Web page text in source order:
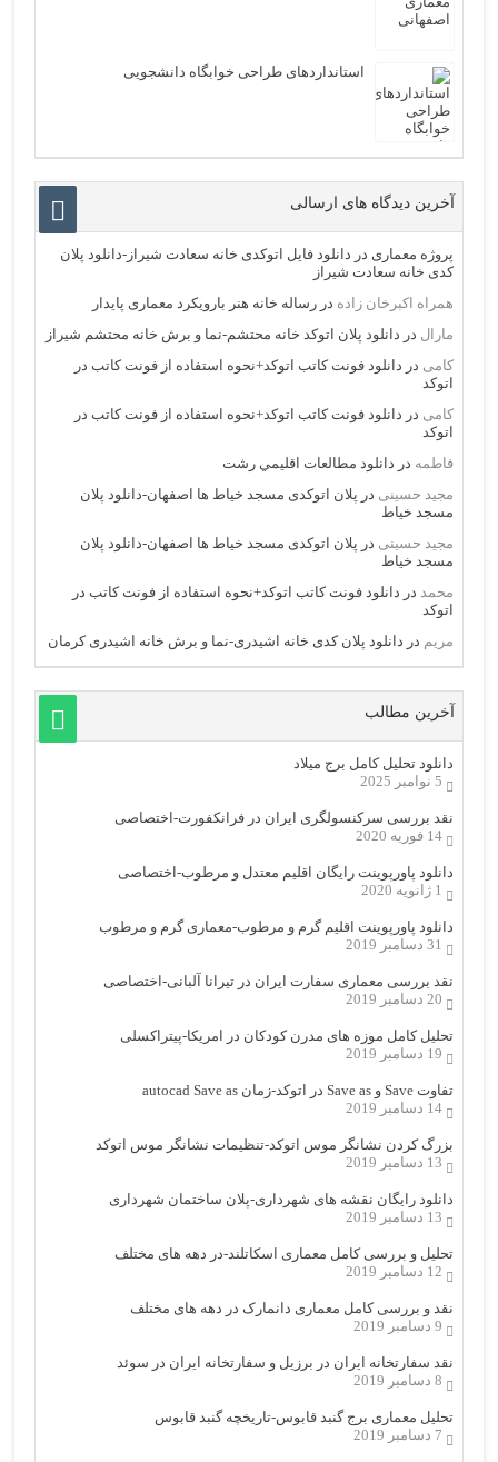
استانداردهای طراحی خوابگاه دانشجویی
آخرین دیدگاه های ارسالی
پروژه معماری در دانلود فایل اتوکدی خانه سعادت شیراز-دانلود پلان
کدی خانه سعادت شیراز
همراه اکبرخان زاده دررساله خانه هنر بارویکرد معماری پایدار
مارال در دانلود پلان اتوکد خانه محتشم-نما و برش خانه محتشم شیراز
کامی در دانلود فونت کاتب اتوکد+نحوه استفاده از فونت کاتب در
اتوکد
کامی در دانلود فونت کاتب اتوکد+نحوه استفاده از فونت کاتب در
اتوکد
فاطمه در دانلود مطالعات اقليمي رشت
مجید حسینی در پلان اتوکدی مسجد خیاط ها اصفهان-دانلود پلان
مسجد خیاط
مجید حسینی در پلان اتوکدی مسجد خیاط ها اصفهان-دانلود پلان
مسجد خیاط
محمد در دانلود فونت کاتب اتوکد+نحوه استفاده از فونت کاتب در
اتوکد
مریم در دانلود پلان کدی خانه اشیدری-نما و برش خانه اشیدری کرمان
آخرین مطالب
دانلود تحلیل کامل برج میلاد
5 نوامبر 2025
نقد بررسی سرکنسولگری ایران در فرانکفورت-اختصاصی
14 فوریه 2020
دانلود پاورپوینت رایگان اقلیم معتدل و مرطوب-اختصاصی
1 ژانویه 2020
دانلود پاورپوینت اقلیم گرم و مرطوب-معماری گرم و مرطوب
31 دسامبر 2019
نقد بررسی معماری سفارت ایران در تیرانا آلبانی-اختصاصی
20 دسامبر 2019
تحلیل کامل موزه های مدرن کودکان در امریکا-پیتراکسلی
19 دسامبر 2019
تفاوت Save و Save as در اتوکد-زمان autocad Save as
14 دسامبر 2019
بزرگ کردن نشانگر موس اتوکد-تنظیمات نشانگر موس اتوکد
13 دسامبر 2019
دانلود رایگان نقشه های شهرداری-پلان ساختمان شهرداری
13 دسامبر 2019
تحلیل و بررسی کامل معماری اسکاتلند-در دهه های مختلف
12 دسامبر 2019
نقد و بررسی کامل معماری دانمارک در دهه های مختلف
9 دسامبر 2019
نقد سفارتخانه ایران در برزیل و سفارتخانه ایران در سوئد
8 دسامبر 2019
تحلیل معماری برج گنبد قابوس-تاریخچه گنبد قابوس
7 دسامبر 2019